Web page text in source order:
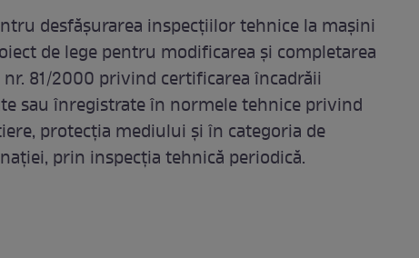
desfășurarea inspecțiilor tehnice la mașini
de lege pentru modificarea și completarea
81/2000 privind certificarea încadrăii
sau înregistrate în normele tehnice privind
protecția mediului și în categoria de
prin inspecția tehnică periodică.